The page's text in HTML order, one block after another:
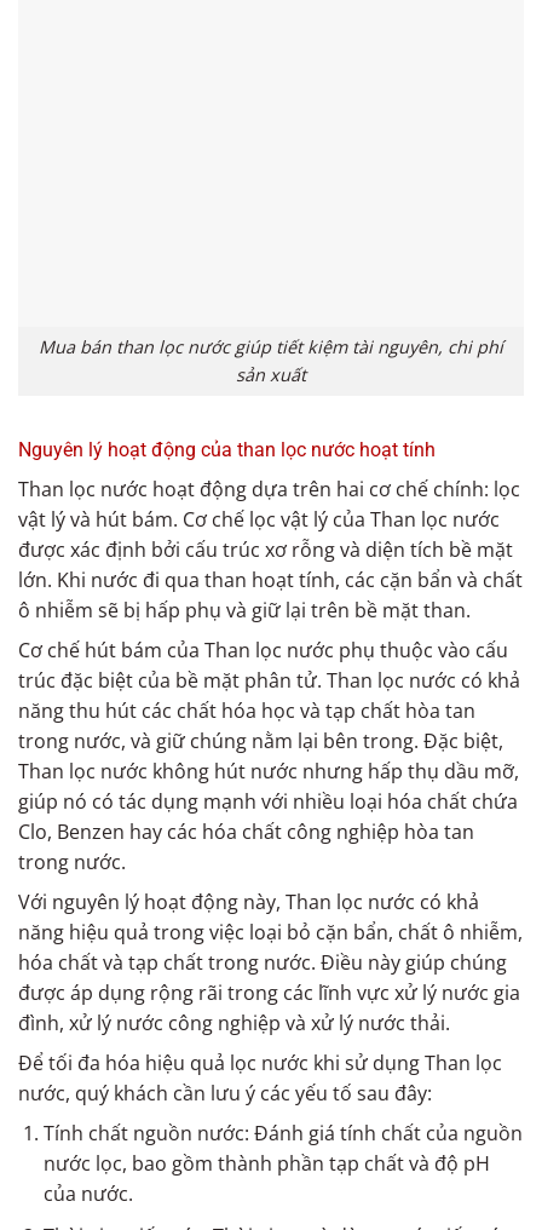
Mua bán than lọc nước giúp tiết kiệm tài nguyên, chi phí
sản xuất
Nguyên lý hoạt động của than lọc nước hoạt tính
Than lọc nước hoạt động dựa trên hai cơ chế chính: lọc
vật lý và hút bám. Cơ chế lọc vật lý của Than lọc nước
được xác định bởi cấu trúc xơ rỗng và diện tích bề mặt
lớn. Khi nước đi qua than hoạt tính, các cặn bẩn và chất
ô nhiễm sẽ bị hấp phụ và giữ lại trên bề mặt than.
Cơ chế hút bám của Than lọc nước phụ thuộc vào cấu
trúc đặc biệt của bề mặt phân tử. Than lọc nước có khả
năng thu hút các chất hóa học và tạp chất hòa tan
trong nước, và giữ chúng nằm lại bên trong. Đặc biệt,
Than lọc nước không hút nước nhưng hấp thụ dầu mỡ,
giúp nó có tác dụng mạnh với nhiều loại hóa chất chứa
Clo, Benzen hay các hóa chất công nghiệp hòa tan
trong nước.
Với nguyên lý hoạt động này, Than lọc nước có khả
năng hiệu quả trong việc loại bỏ cặn bẩn, chất ô nhiễm,
hóa chất và tạp chất trong nước. Điều này giúp chúng
được áp dụng rộng rãi trong các lĩnh vực xử lý nước gia
đình, xử lý nước công nghiệp và xử lý nước thải.
Để tối đa hóa hiệu quả lọc nước khi sử dụng Than lọc
nước, quý khách cần lưu ý các yếu tố sau đây:
Tính chất nguồn nước: Đánh giá tính chất của nguồn
nước lọc, bao gồm thành phần tạp chất và độ pH
của nước.